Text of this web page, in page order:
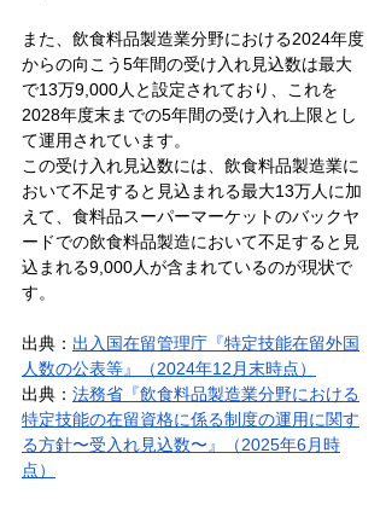
また、飲食料品製造業分野における2024年度
からの向こう5年間の受け入れ見込数は最大
で13万9,000人と設定されており、これを
2028年度末までの5年間の受け入れ上限とし
て運用されています。
この受け入れ見込数には、飲食料品製造業に
おいて不足すると見込まれる最大13万人に加
えて、食料品スーパーマーケットのバックヤ
ードでの飲食料品製造において不足すると見
込まれる9,000人が含まれているのが現状で
す。
出典： 出入国在留管理庁『特定技能在留外国
人数の公表等』（2024年12月末時点）
出典： 法務省『飲食料品製造業分野における
特定技能の在留資格に係る制度の運用に関す
る方針〜受入れ見込数〜』（2025年6月時
点）